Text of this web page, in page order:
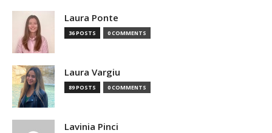
Laura Ponte
36 POSTS 0 COMMENTS
Laura Vargiu
89 POSTS 0 COMMENTS
Lavinia Pinci